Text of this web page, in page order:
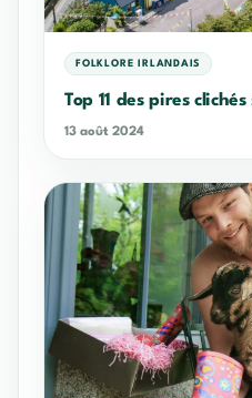
FOLKLORE IRLANDAIS
Top 11 des pires
13 août 2024